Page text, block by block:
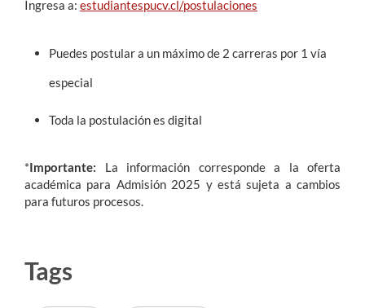
Ingresa a: estudiantespucv.cl/postulaciones
Puedes postular a un máximo de 2 carreras por 1 vía
especial
Toda la postulación es digital
*Importante: La información corresponde a la oferta
académica para Admisión 2025 y está sujeta a cambios
para futuros procesos.
Tags